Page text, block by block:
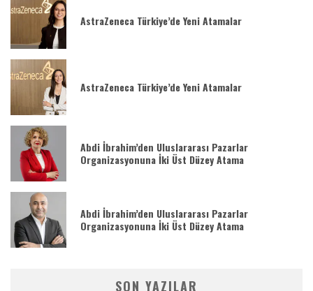
AstraZeneca Türkiye’de Yeni Atamalar
AstraZeneca Türkiye’de Yeni Atamalar
Abdi İbrahim’den Uluslararası Pazarlar
Organizasyonuna İki Üst Düzey Atama
Abdi İbrahim’den Uluslararası Pazarlar
Organizasyonuna İki Üst Düzey Atama
SON YAZILAR